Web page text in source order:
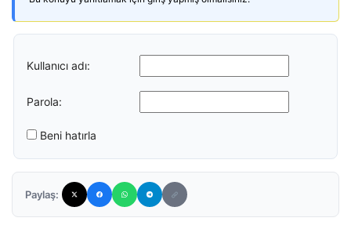
Kullanıcı adı:
Parola:
Beni hatırla
Paylaş: